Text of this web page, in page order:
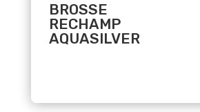
BROSSE
RECHAMP
AQUASILVER